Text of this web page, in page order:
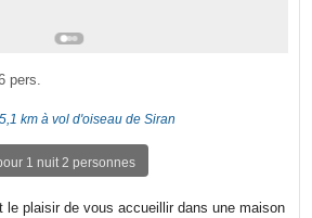
pers.
km à vol d'oiseau de Siran
1 nuit 2 personnes
le plaisir de vous accueillir dans une maison